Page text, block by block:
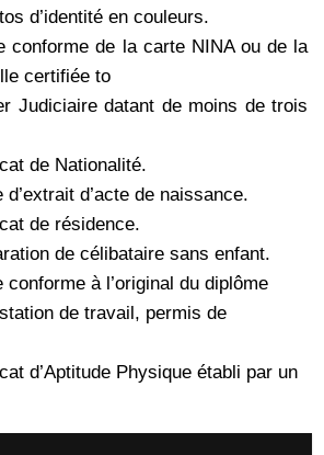
d’identité en couleurs.
conforme de la carte NINA ou de la
certifiée to
Judiciaire datant de moins de trois
de Nationalité.
d’acte de naissance.
de résidence.
de célibataire sans enfant.
conforme à l’original du diplôme
de travail, permis de
d’Aptitude Physique établi par un